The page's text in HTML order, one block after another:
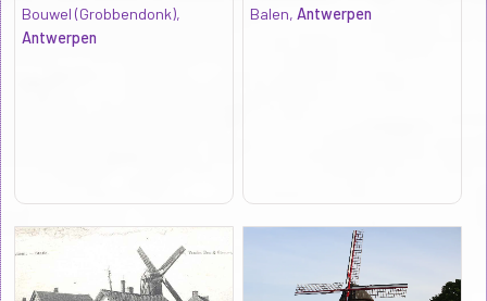
Bouwel (Grobbendonk),
Antwerpen
Balen,Antwerpen